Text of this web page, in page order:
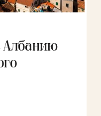
Албанию